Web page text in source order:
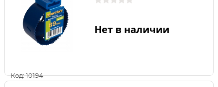
Код: 10194
Нет в наличии